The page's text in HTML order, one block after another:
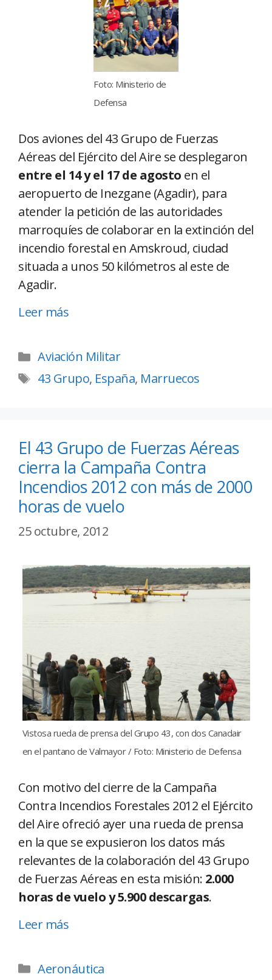
Foto: Ministerio de
Defensa
Dos aviones del 43 Grupo de Fuerzas
Aéreas del Ejército del Aire se desplegaron
entre el 14 y el 17 de agosto en el
aeropuerto de Inezgane (Agadir), para
atender la petición de las autoridades
marroquíes de colaborar en la extinción del
incendio forestal en Amskroud, ciudad
situada a unos 50 kilómetros al este de
Agadir.
Leer más
Aviación Militar
43 Grupo, España, Marruecos
El 43 Grupo de Fuerzas Aéreas
cierra la Campaña Contra
Incendios 2012 con más de 2000
horas de vuelo
25 octubre, 2012
Vistosa rueda de prensa del Grupo 43, con dos Canadair
en el pantano de Valmayor / Foto: Ministerio de Defensa
Con motivo del cierre de la Campaña
Contra Incendios Forestales 2012 el Ejército
del Aire ofreció ayer una rueda de prensa
en la que se expusieron los datos más
relevantes de la colaboración del 43 Grupo
de Fuerzas Aéreas en esta misión: 2.000
horas de vuelo y 5.900 descargas.
Leer más
Aeronáutica